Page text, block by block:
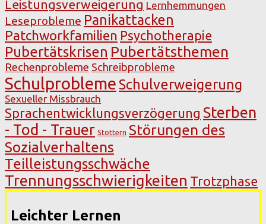
Leistungsverweigerung Lernhemmungen
Leseprobleme Panikattacken
Patchworkfamilien Psychotherapie
Pubertätskrisen Pubertätsthemen
Rechenprobleme Schreibprobleme
Schulprobleme Schulverweigerung
Sexueller Missbrauch
Sprachentwicklungsverzögerung Sterben
- Tod - Trauer Stottern Störungen des
Sozialverhaltens
Teilleistungsschwäche
Trennungsschwierigkeiten Trotzphase
Leichter Lernen